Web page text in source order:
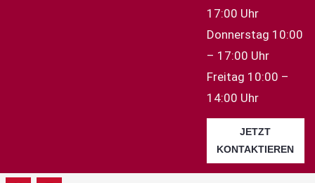
17:00 Uhr
Donnerstag 10:00
– 17:00 Uhr
Freitag 10:00 –
14:00 Uhr
JETZT
KONTAKTIEREN